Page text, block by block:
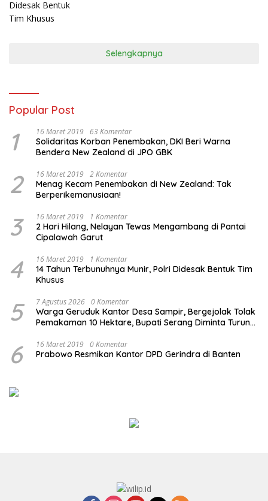
Selengkapnya
Popular Post
1 16 Maret 2019 63 Komentar
Solidaritas Korban Penembakan, DKI Beri Warna
Bendera New Zealand di JPO GBK
2 16 Maret 2019 2 Komentar
Menag Kecam Penembakan di New Zealand: Tak
Berperikemanusiaan!
3 16 Maret 2019 1 Komentar
2 Hari Hilang, Nelayan Tewas Mengambang di Pantai
Cipalawah Garut
4 16 Maret 2019 1 Komentar
14 Tahun Terbunuhnya Munir, Polri Didesak Bentuk Tim
Khusus
5 7 Agustus 2026 0 Komentar
Warga Geruduk Kantor Desa Sampir, Bergejolak Tolak
Pemakaman 10 Hektare, Bupati Serang Diminta Turun
6 16 Maret 2019 0 Komentar
Prabowo Resmikan Kantor DPD Gerindra di Banten